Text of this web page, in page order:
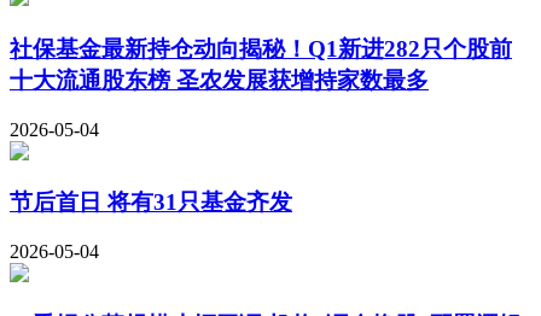
社保基金最新持仓动向揭秘！Q1新进282只个股前
十大流通股东榜 圣农发展获增持家数最多
2026-05-04
节后首日 将有31只基金齐发
2026-05-04